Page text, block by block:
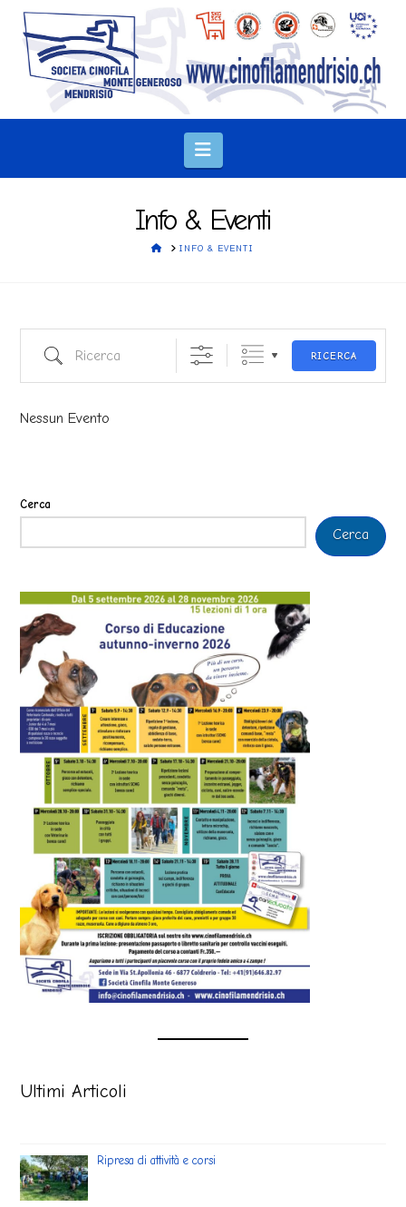
Navigation
Info & Eventi
HOMEINFO & EVENTI
Ricerca RICERCA
Nessun Evento
Cerca
Cerca
Ultimi Articoli
Ripresa di attività e corsi